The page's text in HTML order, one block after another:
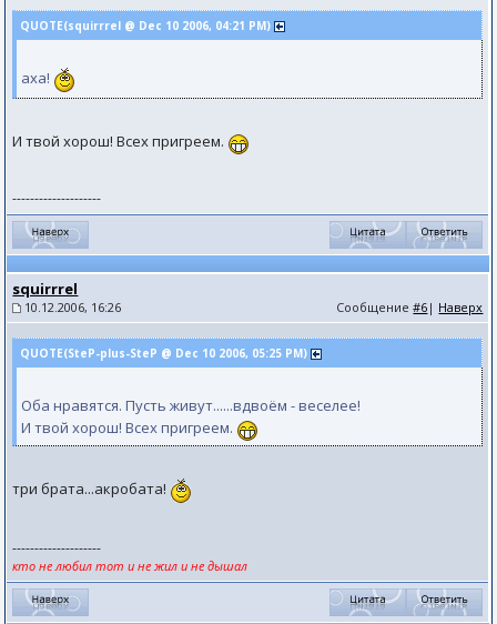
QUOTE(squirrrel @ Dec 10 2006, 04:21 PM)
аха!
И твой хорош! Всех пригреем.
--------------------
squirrrel
10.12.2006, 16:26 Сообщение#6 | Наверх
QUOTE(SteP-plus-SteP @ Dec 10 2006, 05:25 PM)
Оба нравятся. Пусть живут......вдвоём - веселее!
И твой хорош! Всех пригреем.
три брата...акробата!
--------------------
кто не любил тот и не жил и не дышал